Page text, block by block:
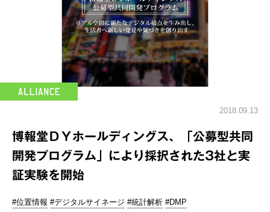
2018.09.13
博報堂ＤＹホールディングス、「公募型共同
開発プログラム」により採択された3社と実
証実験を開始
#位置情報 #デジタルサイネージ #統計解析 #DMP